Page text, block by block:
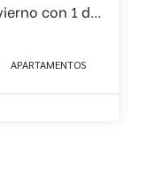
Apartamento en alquiler de invierno con 1 dormitorio!!
APARTAMENTOS